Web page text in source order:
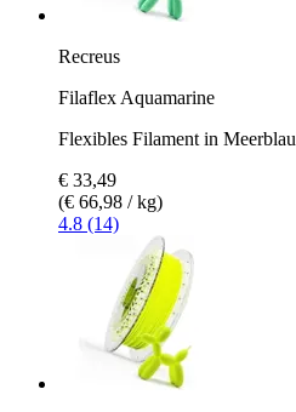
Recreus
Filaflex Aquamarine
Flexibles Filament in Meerblau
€ 33,49
(€ 66,98 / kg)
4.8 (14)